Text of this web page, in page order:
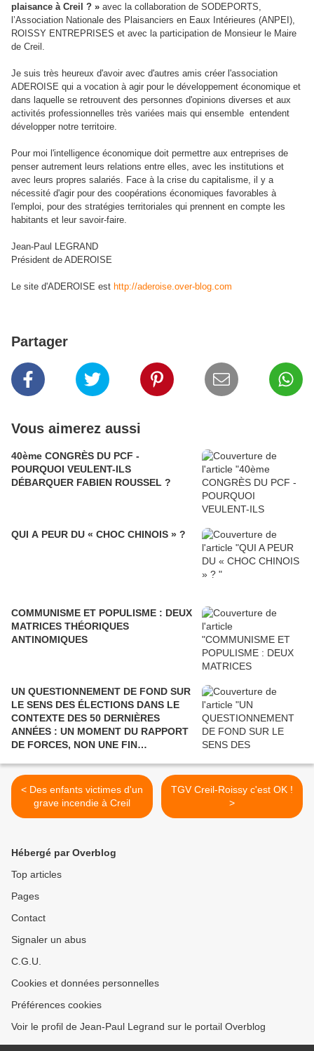
plaisance à Creil ? » avec la collaboration de SODEPORTS,
l’Association Nationale des Plaisanciers en Eaux Intérieures (ANPEI),
ROISSY ENTREPRISES et avec la participation de Monsieur le Maire
de Creil.
Je suis très heureux d'avoir avec d'autres amis créer l'association
ADEROISE qui a vocation à agir pour le développement économique et
dans laquelle se retrouvent des personnes d'opinions diverses et aux
activités professionnelles très variées mais qui ensemble entendent
développer notre territoire.
Pour moi l'intelligence économique doit permettre aux entreprises de
penser autrement leurs relations entre elles, avec les institutions et
avec leurs propres salariés. Face à la crise du capitalisme, il y a
nécessité d'agir pour des coopérations économiques favorables à
l'emploi, pour des stratégies territoriales qui prennent en compte les
habitants et leur savoir-faire.
Jean-Paul LEGRAND
Président de ADEROISE
Le site d'ADEROISE est http://aderoise.over-blog.com
Partager
Vous aimerez aussi
40ème CONGRÈS DU PCF -
POURQUOI VEULENT-ILS
DÉBARQUER FABIEN ROUSSEL ?
QUI A PEUR DU « CHOC CHINOIS » ?
COMMUNISME ET POPULISME : DEUX
MATRICES THÉORIQUES
ANTINOMIQUES
UN QUESTIONNEMENT DE FOND SUR
LE SENS DES ÉLECTIONS DANS LE
CONTEXTE DES 50 DERNIÈRES
ANNÉES : UN MOMENT DU RAPPORT
DE FORCES, NON UNE FIN
< Des enfants victimes d'un
grave incendie à Creil
TGV Creil-Roissy c'est OK !
>
Hébergé par Overblog
Top articles
Pages
Contact
Signaler un abus
C.G.U.
Cookies et données personnelles
Préférences cookies
Voir le profil de Jean-Paul Legrand sur le portail Overblog